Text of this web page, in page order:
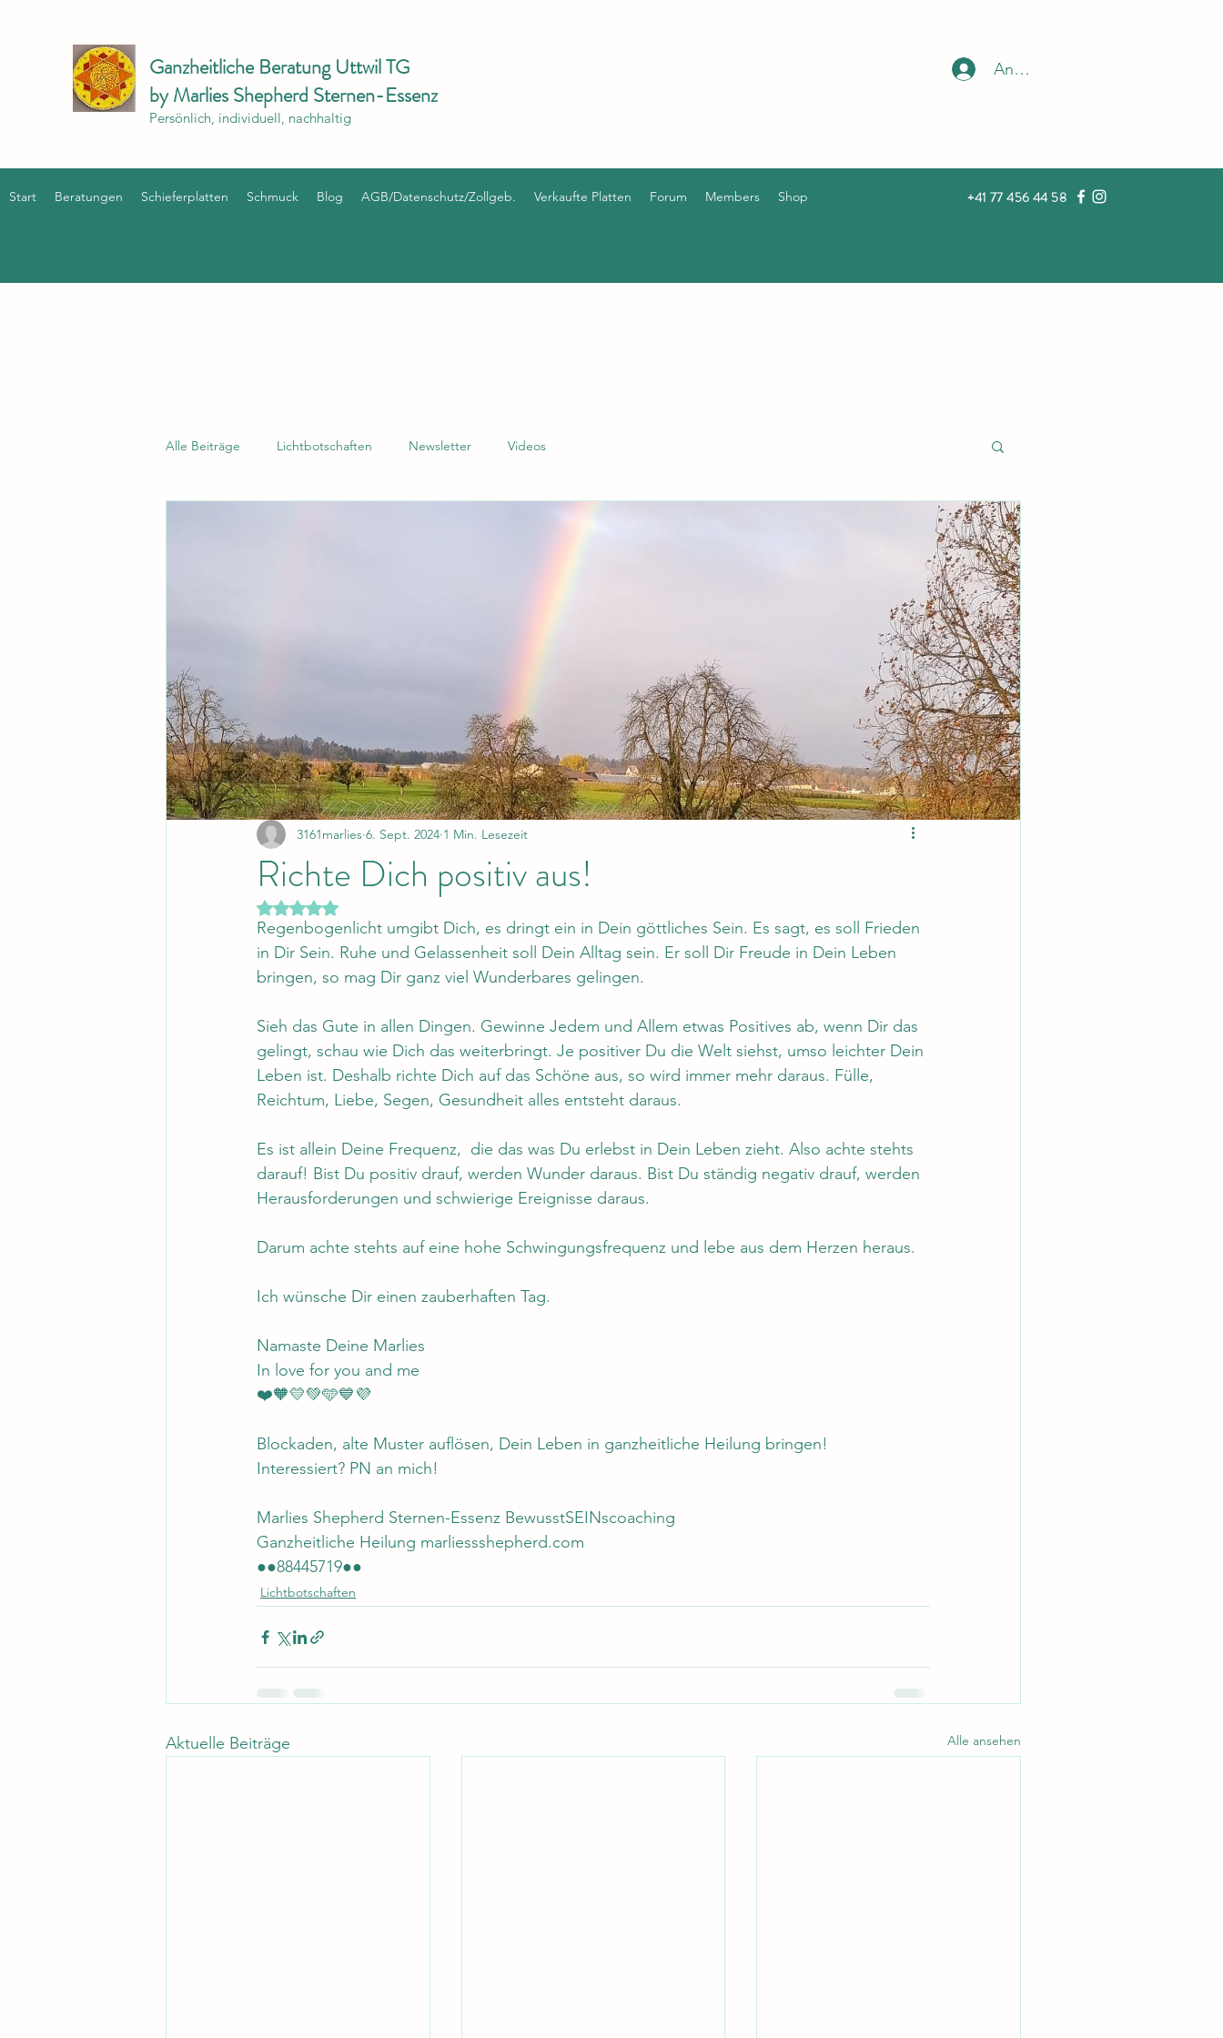
Ganzheitliche Beratung Uttwil TG
by Marlies Shepherd Sternen-Essenz
Persönlich, individuell, nachhaltig
Anmelden
Start Beratungen Schieferplatten Schmuck Blog AGB/Datenschutz/Zollgeb. Verkaufte Platten Forum Members Shop +41 77 456 44 58
Alle Beiträge Lichtbotschaften Newsletter Videos
Richte Dich positiv aus!
3161marlies 6. Sept. 2024 1 Min. Lesezeit
Mit NaN von 5 Sternen bewertet.
Regenbogenlicht umgibt Dich, es dringt ein in Dein göttliches Sein. Es sagt, es soll Frieden
in Dir Sein. Ruhe und Gelassenheit soll Dein Alltag sein. Er soll Dir Freude in Dein Leben
bringen, so mag Dir ganz viel Wunderbares gelingen.
Sieh das Gute in allen Dingen. Gewinne Jedem und Allem etwas Positives ab, wenn Dir das
gelingt, schau wie Dich das weiterbringt. Je positiver Du die Welt siehst, umso leichter Dein
Leben ist. Deshalb richte Dich auf das Schöne aus, so wird immer mehr daraus. Fülle,
Reichtum, Liebe, Segen, Gesundheit alles entsteht daraus.
Es ist allein Deine Frequenz,  die das was Du erlebst in Dein Leben zieht. Also achte stehts
darauf! Bist Du positiv drauf, werden Wunder daraus. Bist Du ständig negativ drauf, werden
Herausforderungen und schwierige Ereignisse daraus.
Darum achte stehts auf eine hohe Schwingungsfrequenz und lebe aus dem Herzen heraus.
Ich wünsche Dir einen zauberhaften Tag.
Namaste Deine Marlies
In love for you and me
❤️🧡💛💚🩵💙💜
Blockaden, alte Muster auflösen, Dein Leben in ganzheitliche Heilung bringen!
Interessiert? PN an mich!
Marlies Shepherd Sternen-Essenz BewusstSEINscoaching
Ganzheitliche Heilung marliessshepherd.com
●●88445719●●
Lichtbotschaften
Aktuelle Beiträge Alle ansehen